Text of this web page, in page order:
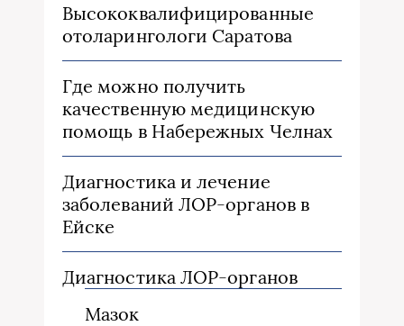
Высококвалифицированные
отоларингологи Саратова
Где можно получить
качественную медицинскую
помощь в Набережных Челнах
Диагностика и лечение
заболеваний ЛОР-органов в
Ейске
Диагностика ЛОР-органов
Мазок